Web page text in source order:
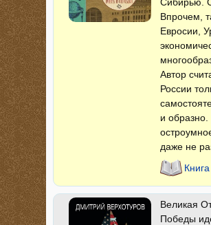
Впрочем,
Евросии,
Автор
России
и
даже не
Великая
Победы